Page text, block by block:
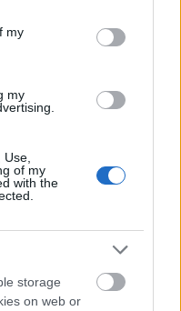
in below Google
my
my
of my
with the
storage
on web or
mércéje